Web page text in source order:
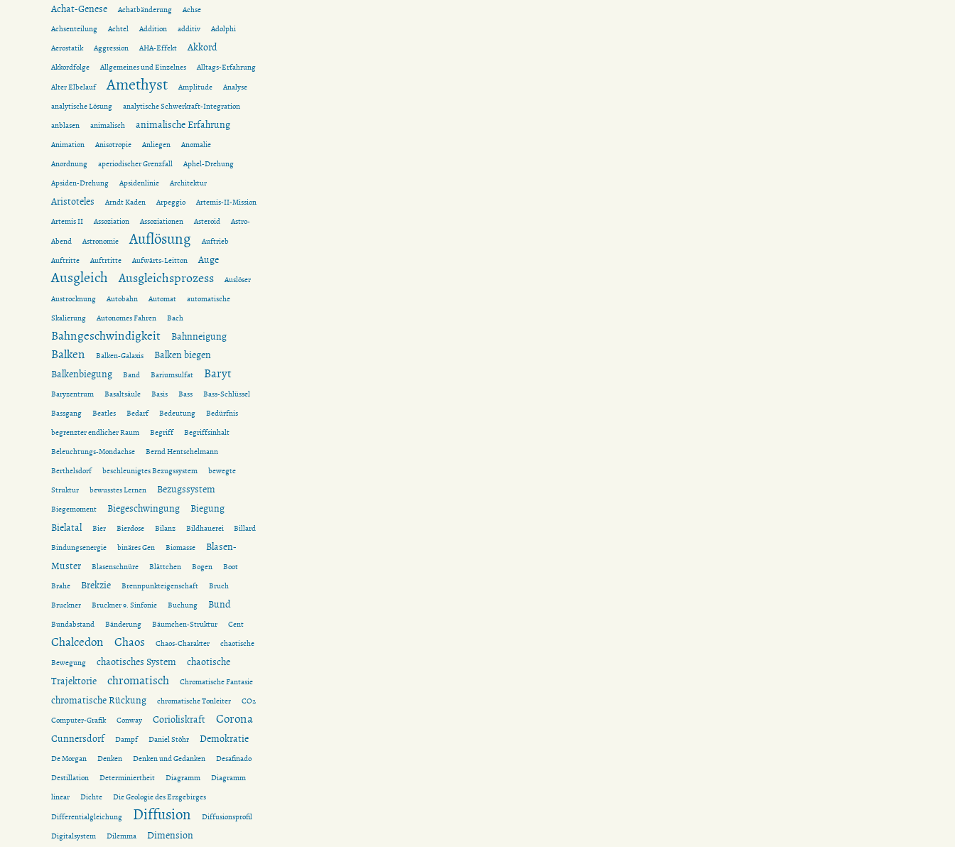
Achat-Genese Achatbänderung
Achse
Achsenteilung
Achtel Addition additiv
Adolphi
Aerostatik
Aggression AHA-Effekt Akkord
Akkordfolge Allgemeines und Einzelnes
Alltags-Erfahrung
Alter Elbelauf
Amethyst Amplitude
Analyse
analytische Lösung
analytische Schwerkraft-Integration
anblasen
animalisch animalische Erfahrung
Animation Anisotropie Anliegen
Anomalie
Anordnung
aperiodischer Grenzfall
Aphel-Drehung
Apsiden-Drehung
Apsidenlinie Architektur
Aristoteles Arndt Kaden Arpeggio
Artemis-II-Mission
Artemis II
Assoziation Assoziationen Asteroid
Astro-
Abend
Astronomie Auflösung
Auftrieb
Auftritte
Auftrtitte Aufwärts-Leitton Auge
Ausgleich Ausgleichsprozess
Auslöser
Austrocknung
Autobahn Automat
automatische
Skalierung
Autonomes Fahren Bach
Bahngeschwindigkeit Bahnneigung
Balken Balken-Galaxis
Balken biegen
Balkenbiegung
Band Bariumsulfat Baryt
Baryzentrum Basaltsäule Basis Bass
Bass-Schlüssel
Bassgang
Beatles Bedarf Bedeutung
Bedürfnis
begrenzter endlicher Raum
Begriff
Begriffsinhalt
Beleuchtungs-Mondachse
Bernd Hentschelmann
Berthelsdorf
beschleunigtes Bezugssystem
bewegte
Struktur
bewusstes Lernen Bezugssystem
Biegemoment Biegeschwingung
Biegung
Bielatal
Bier Bierdose Bilanz Bildhauerei
Billard
Bindungsenergie
binäres Gen Biomasse
Blasen-
Muster
Blasenschnüre Blättchen Bogen
Boot
Brahe
Brekzie Brennpunkteigenschaft
Bruch
Bruckner
Bruckner 9. Sinfonie Buchung Bund
Bundabstand Bänderung Bäumchen-Struktur Cent
Chalcedon Chaos Chaos-Charakter
chaotische
Bewegung
chaotisches System
chaotische
Trajektorie
chromatisch Chromatische Fantasie
chromatische Rückung chromatische Tonleiter
CO2
Computer-Grafik
Conway Corioliskraft Corona
Cunnersdorf Dampf Daniel Stöhr Demokratie
De Morgan Denken Denken und Gedanken
Desafinado
Destillation
Determiniertheit Diagramm
Diagramm
linear
Dichte
Die Geologie des Erzgebirges
Differentialgleichung
Diffusion
Diffusionsprofil
Digitalsystem
Dilemma
Dimension